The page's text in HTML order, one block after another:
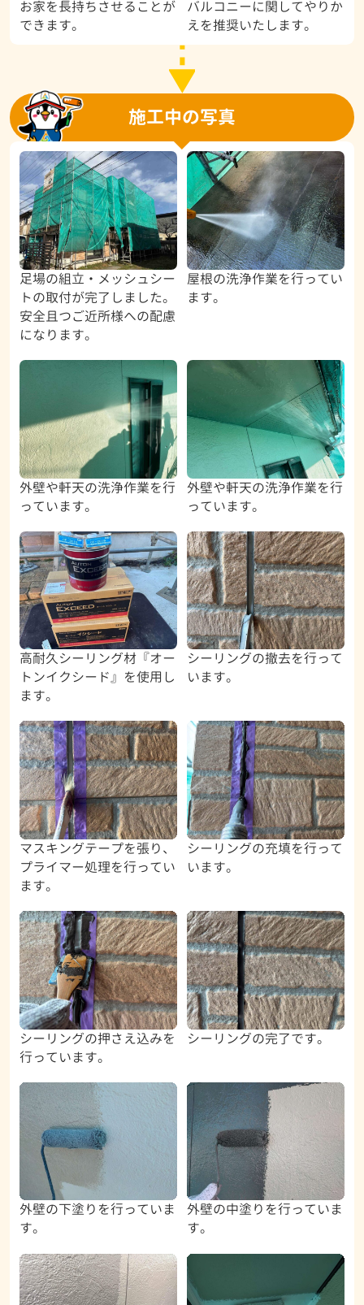
お家を長持ちさせることが
できます。
バルコニーに関してやりか
えを推奨いたします。
施工中の写真
足場の組立・メッシュシー
トの取付が完了しました。
安全且つご近所様への配慮
になります。
屋根の洗浄作業を行ってい
ます。
外壁や軒天の洗浄作業を行
っています。
外壁や軒天の洗浄作業を行
っています。
高耐久シーリング材『オー
トンイクシード』を使用し
ます。
シーリングの撤去を行って
います。
マスキングテープを張り、
プライマー処理を行ってい
ます。
シーリングの充填を行って
います。
シーリングの押さえ込みを
行っています。
シーリングの完了です。
外壁の下塗りを行っていま
す。
外壁の中塗りを行っていま
す。